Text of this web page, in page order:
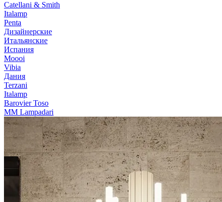
Catellani & Smith
Italamp
Penta
Дизайнерские
Итальянские
Испания
Moooi
Vibia
Дания
Terzani
Italamp
Barovier Toso
MM Lampadari